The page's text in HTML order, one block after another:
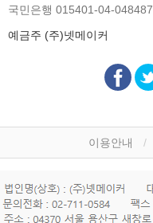
국민은행 015401-04-048487
예금주 (주)넷메이커
이용안내